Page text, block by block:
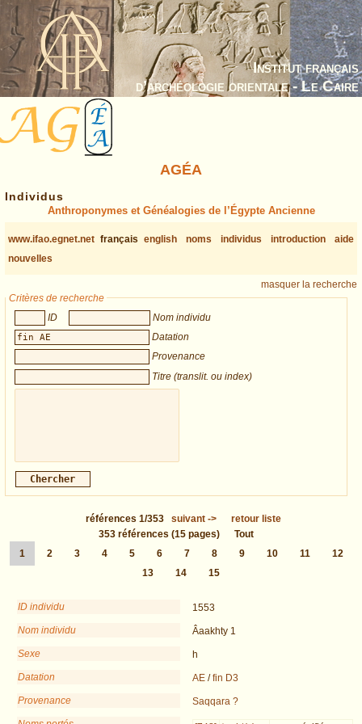
Institut français
d’archéologie orientale - Le Caire
AGÉA
Individus
Anthroponymes et Généalogies de l’Égypte Ancienne
www.ifao.egnet.net français english noms individus introduction
aide
nouvelles
masquer la recherche
Critères de recherche
ID
Nom individu
Datation
Provenance
Titre (translit. ou index)
références 1/353 suivant ->
retour liste
353 références (15 pages)
Tout
1
2 3 4 5 6 7 8 9 10 11
12
13
14 15
ID individu
1553
Nom individu
Âaakhty 1
Sexe
h
Datation
AE /fin D3
Provenance
Saqqara ?